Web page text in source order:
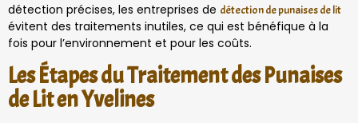
détection précises, les entreprises de détection de punaises de lit
évitent des traitements inutiles, ce qui est bénéfique à la
fois pour l’environnement et pour les coûts.
Les Étapes du Traitement des Punaises
de Lit en Yvelines